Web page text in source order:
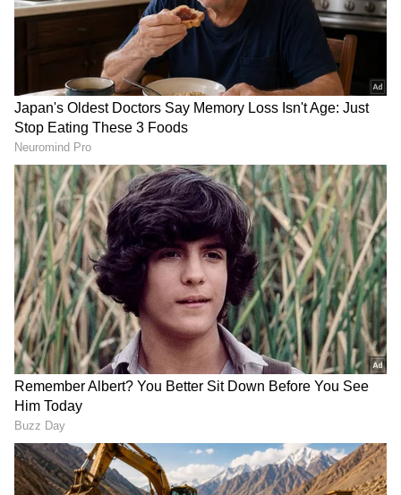
Image Credit :CM Vijay FB
ಟಿವಿಕೆ ಶಾಸಕನಿಗೆ ಓಪನ್ ಚಾಲೆಂಜ್
ಭಾಷಣದ ವೇಳೆ ರಾಧಾಕೃಷ್ಣನ್ ಅವರು ಟಿವಿಕೆ ಪಕ್ಷದ
ವಿಲ್ಲಿವಕ್ಕಂ ಶಾಸಕ ಆಧವ್ ಅರ್ಜುನ ಅವರಿಗೆ ನೇರ ಸವಾಲು
ಹಾಕಿದರು. ನಿಮಗೆ ಧೈರ್ಯವಿದ್ದರೆ ನಿಮ್ಮ ಶಾಸಕ ಸ್ಥಾನಕ್ಕೆ
ರಾಜೀನಾಮೆ ನೀಡಿ. ನಾನು ಕೂಡ ರಾಜೀನಾಮೆ ನೀಡುತ್ತೇನೆ.
ತಿರುಚೆಂಡೂರಿನಲ್ಲಿ ಎದುರಾಗಿ ಸ್ಪರ್ಧಿಸೋಣ. ಇದು ನಮ್ಮ
ಊರು. ಇಲ್ಲಿ ನಾವು ಯಾರನ್ನಾದರೂ ಸೋಲಿಸಬಹುದು
ಎಂದು ಅವರು ಘೋಷಿಸಿದರು. ತಿರುಚೆಂಡೂರು ಕ್ಷೇತ್ರವು ಕಳೆದ
ಸುಮಾರು 25 ವರ್ಷಗಳಿಂದ ರಾಧಾಕೃಷ್ಣನ್ ಅವರ ಬಲವಾದ
ರಾಜಕೀಯ ಕೋಟೆಯಾಗಿದ್ದು, 2001ರಲ್ಲಿ ಅವರು AIADMK
ಪಕ್ಷದಿಂದ ಸ್ಪರ್ಧಿಸಿ ಮೊದಲ ಬಾರಿ ಗೆದ್ದಿದ್ದರು. ನಂತರ ಅವರು
DMK ಸೇರಿ ತಮ್ಮ ಪ್ರಭಾವವನ್ನು ಮುಂದುವರಿಸಿಕೊಂಡಿದ್ದಾರೆ.